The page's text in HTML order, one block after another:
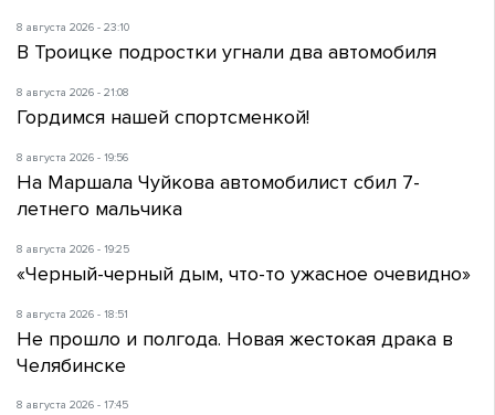
8 августа 2026 - 23:10
В Троицке подростки угнали два автомобиля
8 августа 2026 - 21:08
Гордимся нашей спортсменкой!
8 августа 2026 - 19:56
На Маршала Чуйкова автомобилист сбил 7-
летнего мальчика
8 августа 2026 - 19:25
«Черный-черный дым, что-то ужасное очевидно»
8 августа 2026 - 18:51
Не прошло и полгода. Новая жестокая драка в
Челябинске
8 августа 2026 - 17:45